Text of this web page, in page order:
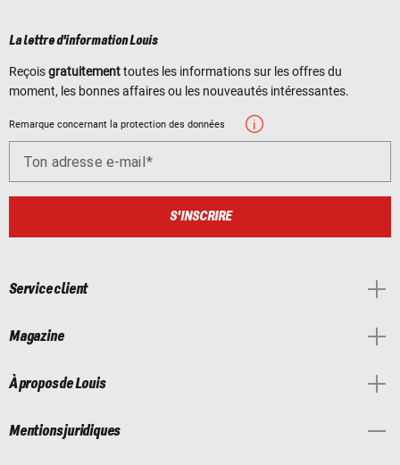
La lettre d'information Louis
Reçoisgratuitementtoutes les informations sur les offres du
moment, les bonnes affaires ou les nouveautés intéressantes.
Remarque concernant la protection des données
Ton adresse e-mail
S'INSCRIRE
Service client
Magazine
À propos de Louis
Mentions juridiques